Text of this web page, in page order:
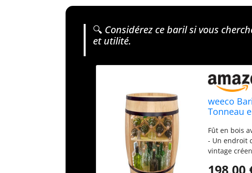
🔍 Considérez ce baril si vous
et utilité.
weeco
Tonneau
Cadeau -
bière
Fût en bois
- Un endroit
vintage
198,00